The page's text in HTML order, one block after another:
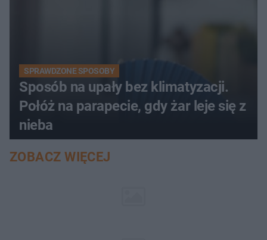
SPRAWDZONE SPOSOBY
Sposób na upały bez klimatyzacji.
Połóż na parapecie, gdy żar leje się z
nieba
ZOBACZ WIĘCEJ